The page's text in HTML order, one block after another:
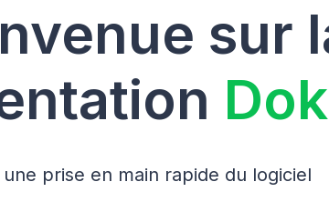
sur
une prise en main rapide du logiciel